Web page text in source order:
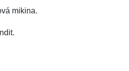
mikina.